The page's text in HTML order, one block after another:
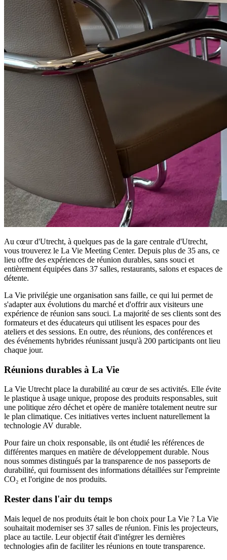
Au cœur d'Utrecht, à quelques pas de la gare centrale d'Utrecht,
vous trouverez le La Vie Meeting Center. Depuis plus de 35 ans, ce
lieu offre des expériences de réunion durables, sans souci et
entièrement équipées dans 37 salles, restaurants, salons et espaces de
détente.
La Vie privilégie une organisation sans faille, ce qui lui permet de
s'adapter aux évolutions du marché et d'offrir aux visiteurs une
expérience de réunion sans souci. La majorité de ses clients sont des
formateurs et des éducateurs qui utilisent les espaces pour des
ateliers et des sessions. En outre, des réunions, des conférences et
des événements hybrides réunissant jusqu'à 200 participants ont lieu
chaque jour.
Réunions durables à La Vie
La Vie Utrecht place la durabilité au cœur de ses activités. Elle évite
le plastique à usage unique, propose des produits responsables, suit
une politique zéro déchet et opère de manière totalement neutre sur
le plan climatique. Ces initiatives vertes incluent naturellement la
technologie AV durable.
Pour faire un choix responsable, ils ont étudié les références de
différentes marques en matière de développement durable. Nous
nous sommes distingués par la transparence de nos passeports de
durabilité, qui fournissent des informations détaillées sur l'empreinte
CO₂ et l'origine de nos produits.
Rester dans l'air du temps
Mais lequel de nos produits était le bon choix pour La Vie ? La Vie
souhaitait moderniser ses 37 salles de réunion. Finis les projecteurs,
place au tactile. Leur objectif était d'intégrer les dernières
technologies afin de faciliter les réunions en toute transparence.